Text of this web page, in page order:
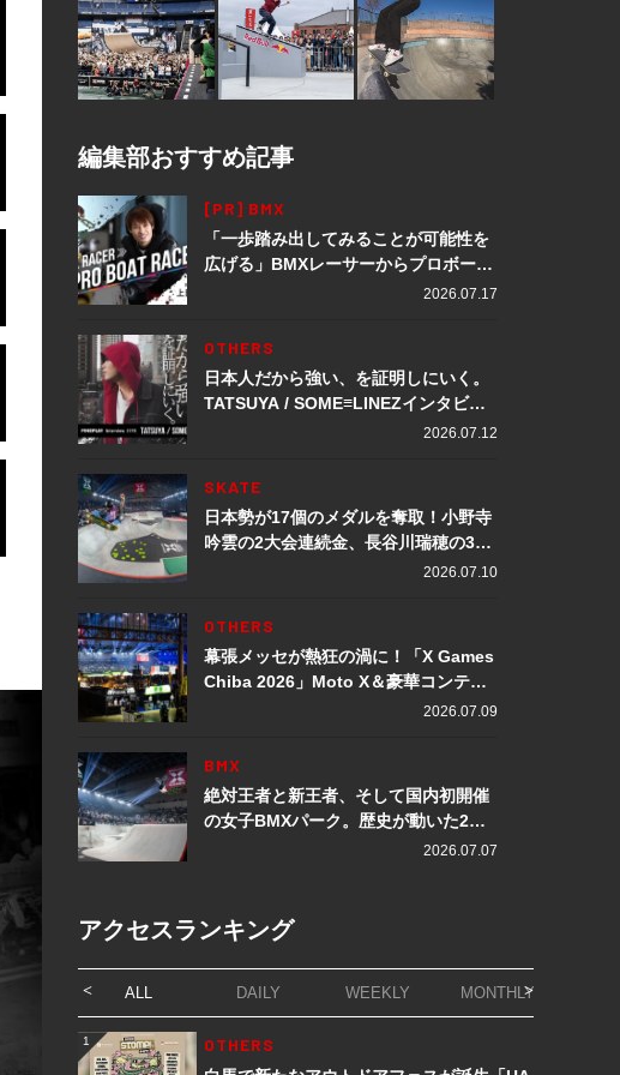
編集部おすすめ記事
[PR] BMX
「一歩踏み出してみることが可能性を
広げる」BMXレーサーからプロボート
レーサーへ転身。上田龍星が体現する
2026.07.17
OTHERS
日本人だから強い、を証明しにいく。
TATSUYA / SOME≡LINEZインタビュ
2026.07.12
SKATE
日本勢が17個のメダルを奪取！小野寺
吟雲の2大会連続金、長谷川瑞穂の3メ
ダル獲得など数々の快挙をプレイバッ
2026.07.10
OTHERS
幕張メッセが熱狂の渦に！「X Games
Chiba 2026」Moto X＆豪華コンテン
2026.07.09
BMX
絶対王者と新王者、そして国内初開催
の女子BMXパーク。歴史が動いた2日
2026.07.07
アクセスランキング
ALL DAILY WEEKLY MONTHLY
1 OTHERS